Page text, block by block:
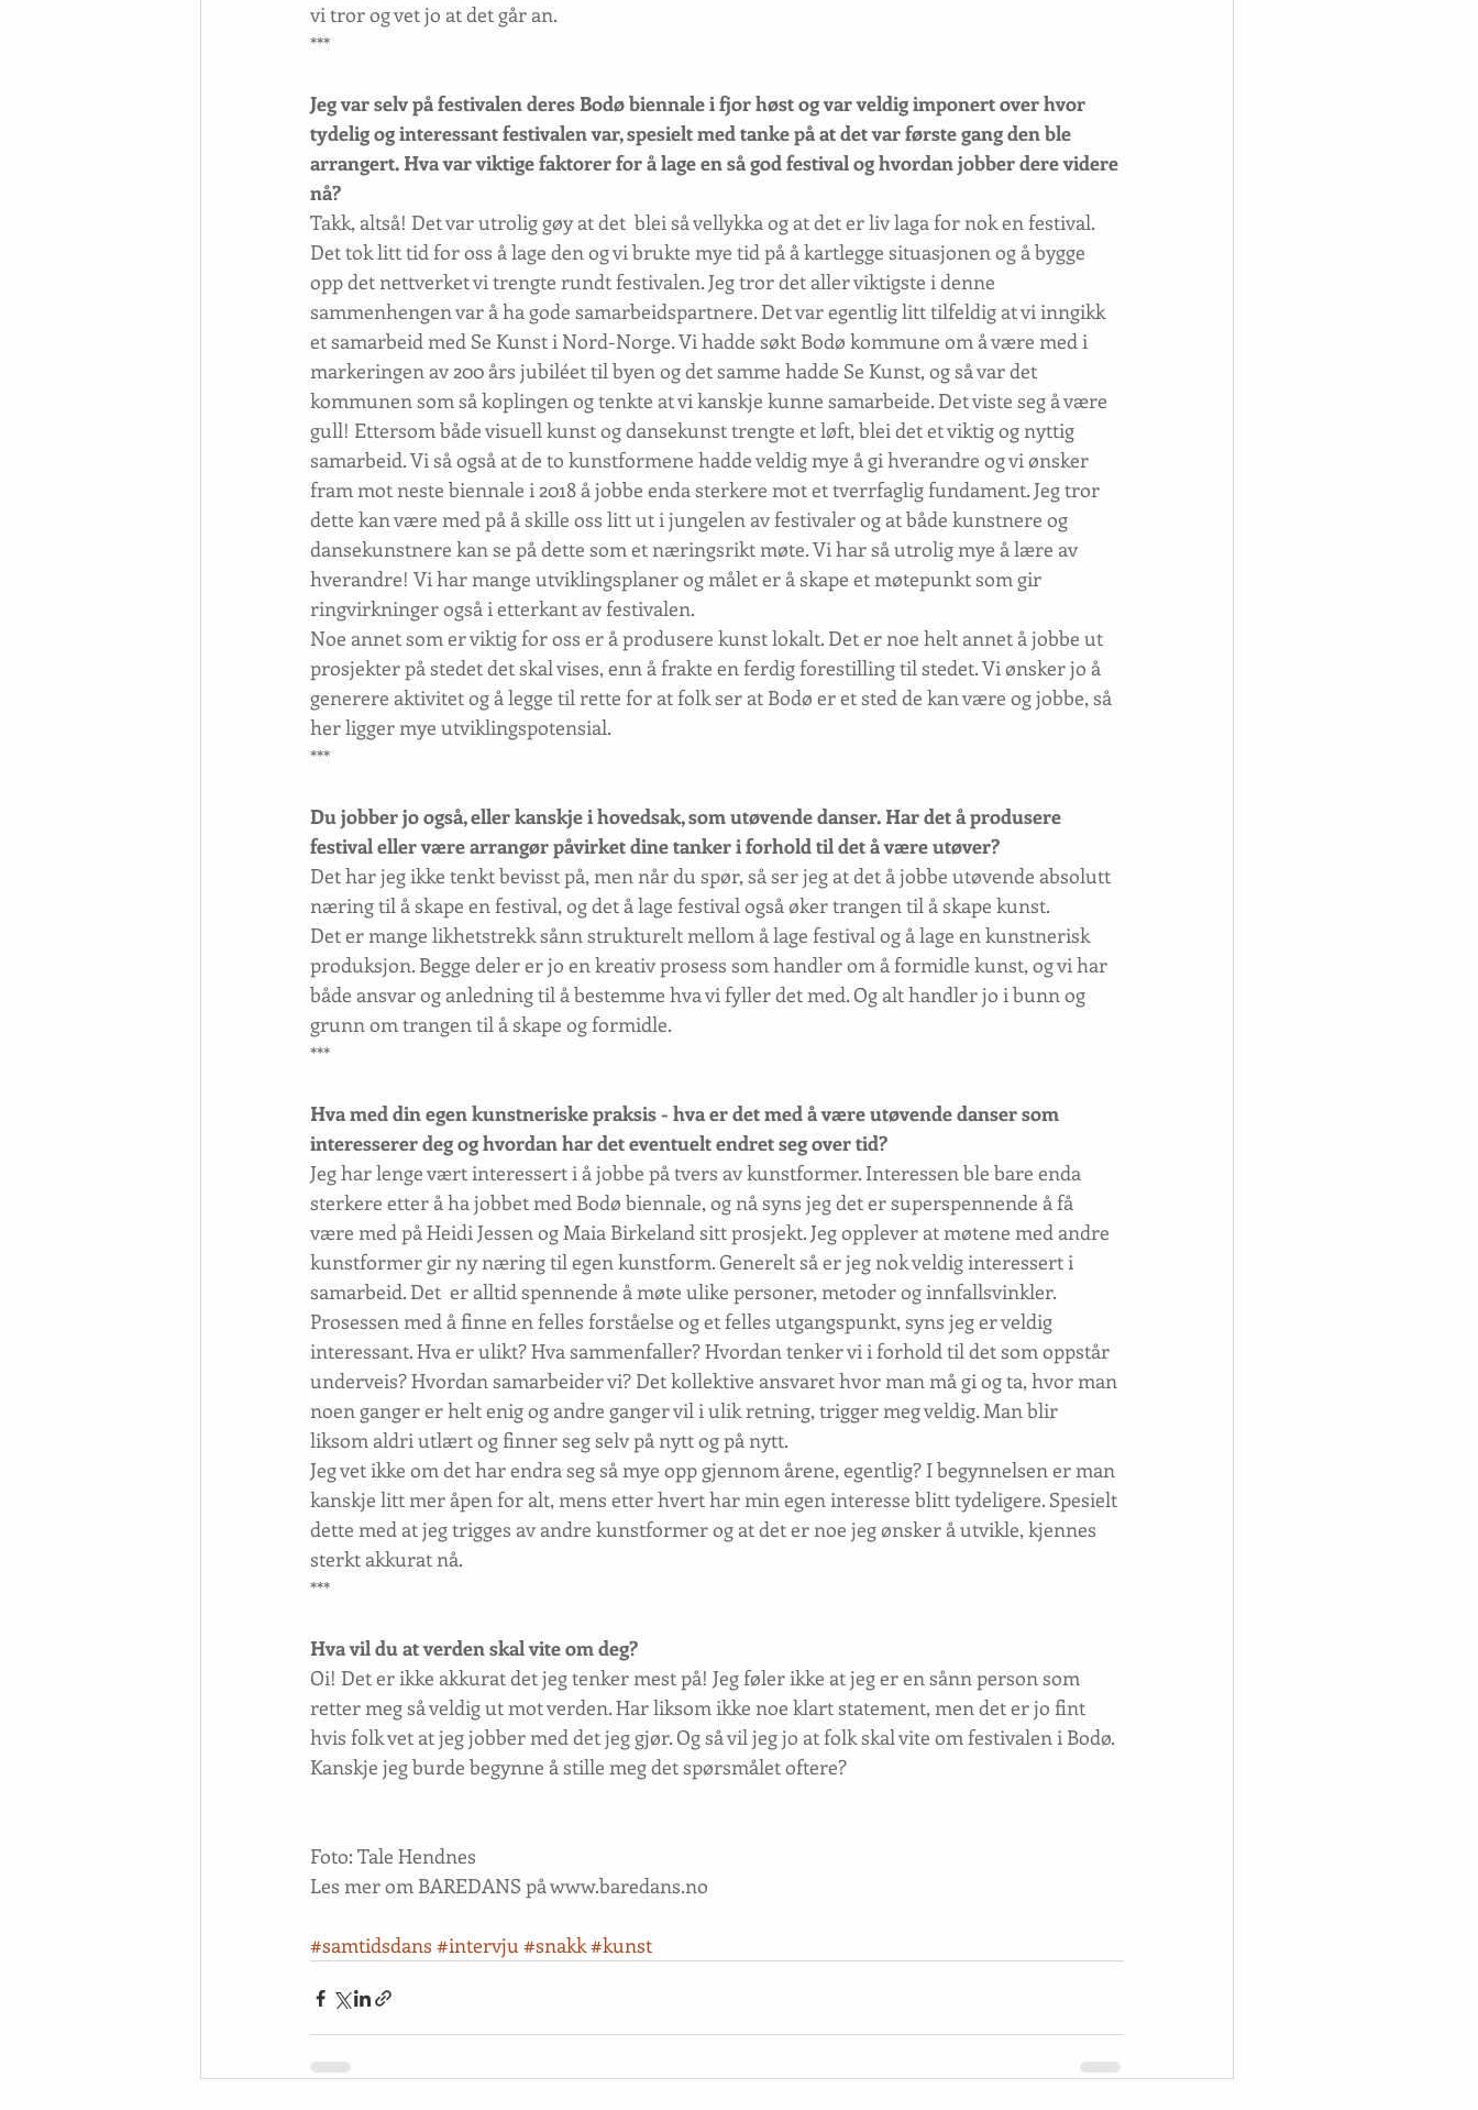
vi tror og vet jo at det går an.
***
Jeg var selv på festivalen deres Bodø biennale i fjor høst og var veldig imponert over hvor
tydelig og interessant festivalen var, spesielt med tanke på at det var første gang den ble
arrangert. Hva var viktige faktorer for å lage en så god festival og hvordan jobber dere videre
nå?
Takk, altså! Det var utrolig gøy at det  blei så vellykka og at det er liv laga for nok en festival.
Det tok litt tid for oss å lage den og vi brukte mye tid på å kartlegge situasjonen og å bygge
opp det nettverket vi trengte rundt festivalen. Jeg tror det aller viktigste i denne
sammenhengen var å ha gode samarbeidspartnere. Det var egentlig litt tilfeldig at vi inngikk
et samarbeid med Se Kunst i Nord-Norge. Vi hadde søkt Bodø kommune om å være med i
markeringen av 200 års jubiléet til byen og det samme hadde Se Kunst, og så var det
kommunen som så koplingen og tenkte at vi kanskje kunne samarbeide. Det viste seg å være
gull! Ettersom både visuell kunst og dansekunst trengte et løft, blei det et viktig og nyttig
samarbeid. Vi så også at de to kunstformene hadde veldig mye å gi hverandre og vi ønsker
fram mot neste biennale i 2018 å jobbe enda sterkere mot et tverrfaglig fundament. Jeg tror
dette kan være med på å skille oss litt ut i jungelen av festivaler og at både kunstnere og
dansekunstnere kan se på dette som et næringsrikt møte. Vi har så utrolig mye å lære av
hverandre! Vi har mange utviklingsplaner og målet er å skape et møtepunkt som gir
ringvirkninger også i etterkant av festivalen.
Noe annet som er viktig for oss er å produsere kunst lokalt. Det er noe helt annet å jobbe ut
prosjekter på stedet det skal vises, enn å frakte en ferdig forestilling til stedet. Vi ønsker jo å
generere aktivitet og å legge til rette for at folk ser at Bodø er et sted de kan være og jobbe, så
her ligger mye utviklingspotensial.
***
Du jobber jo også, eller kanskje i hovedsak, som utøvende danser. Har det å produsere
festival eller være arrangør påvirket dine tanker i forhold til det å være utøver?
Det har jeg ikke tenkt bevisst på, men når du spør, så ser jeg at det å jobbe utøvende absolutt
næring til å skape en festival, og det å lage festival også øker trangen til å skape kunst.
Det er mange likhetstrekk sånn strukturelt mellom å lage festival og å lage en kunstnerisk
produksjon. Begge deler er jo en kreativ prosess som handler om å formidle kunst, og vi har
både ansvar og anledning til å bestemme hva vi fyller det med. Og alt handler jo i bunn og
grunn om trangen til å skape og formidle.
***
Hva med din egen kunstneriske praksis - hva er det med å være utøvende danser som
interesserer deg og hvordan har det eventuelt endret seg over tid?
Jeg har lenge vært interessert i å jobbe på tvers av kunstformer. Interessen ble bare enda
sterkere etter å ha jobbet med Bodø biennale, og nå syns jeg det er superspennende å få
være med på Heidi Jessen og Maia Birkeland sitt prosjekt. Jeg opplever at møtene med andre
kunstformer gir ny næring til egen kunstform. Generelt så er jeg nok veldig interessert i
samarbeid. Det  er alltid spennende å møte ulike personer, metoder og innfallsvinkler.
Prosessen med å finne en felles forståelse og et felles utgangspunkt, syns jeg er veldig
interessant. Hva er ulikt? Hva sammenfaller? Hvordan tenker vi i forhold til det som oppstår
underveis? Hvordan samarbeider vi? Det kollektive ansvaret hvor man må gi og ta, hvor man
noen ganger er helt enig og andre ganger vil i ulik retning, trigger meg veldig. Man blir
liksom aldri utlært og finner seg selv på nytt og på nytt.
Jeg vet ikke om det har endra seg så mye opp gjennom årene, egentlig? I begynnelsen er man
kanskje litt mer åpen for alt, mens etter hvert har min egen interesse blitt tydeligere. Spesielt
dette med at jeg trigges av andre kunstformer og at det er noe jeg ønsker å utvikle, kjennes
sterkt akkurat nå.
***
Hva vil du at verden skal vite om deg?
Oi! Det er ikke akkurat det jeg tenker mest på! Jeg føler ikke at jeg er en sånn person som
retter meg så veldig ut mot verden. Har liksom ikke noe klart statement, men det er jo fint
hvis folk vet at jeg jobber med det jeg gjør. Og så vil jeg jo at folk skal vite om festivalen i Bodø.
Kanskje jeg burde begynne å stille meg det spørsmålet oftere?
Foto: Tale Hendnes
Les mer om BAREDANS på www.baredans.no
#samtidsdans #intervju#snakk#kunst